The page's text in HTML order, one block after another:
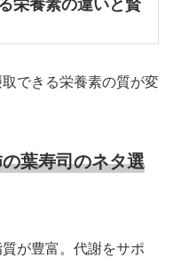
栄養素の違いと賢
できる栄養素の質が変
葉寿司のネタ選
が豊富。代謝をサポ